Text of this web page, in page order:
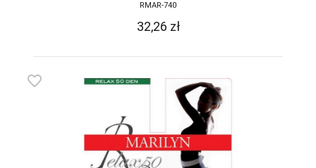
MAGNETIS
MARCINKOWSKI
MARILYN
MARTEL
MEDIOLANO
MEDIUM
RMAR-740
32,26 zł
favorite_border